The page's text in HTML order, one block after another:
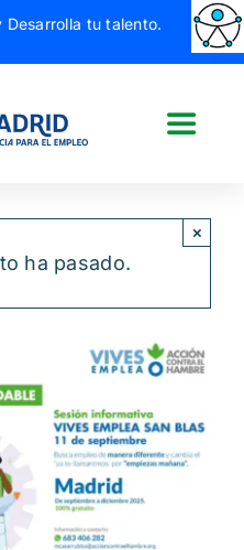
tu talento.
Toggle
ha pasado.
×